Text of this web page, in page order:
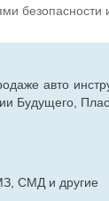
авто
Будущего,
СМД и другие